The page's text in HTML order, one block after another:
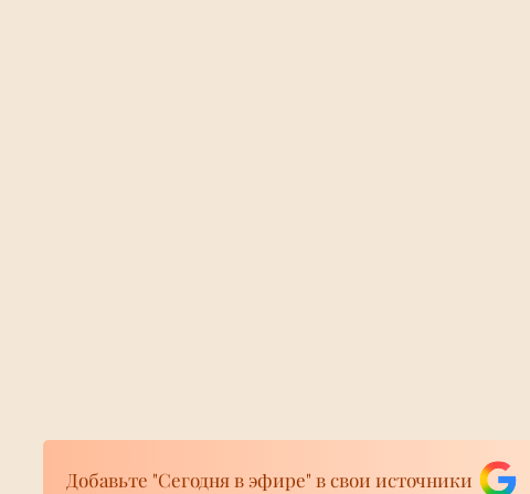
Поклонники
собрались на
Добавьте "Сегодня в эфире" в свои источники